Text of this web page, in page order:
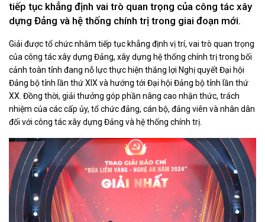
tiếp tục khẳng định vai trò quan trọng của công tác xây
dựng Đảng và hệ thống chính trị trong giai đoạn mới.
Giải được tổ chức nhằm tiếp tục khẳng định vị trí, vai trò quan trọng
của công tác xây dựng Đảng, xây dựng hệ thống chính trị trong bối
cảnh toàn tỉnh đang nỗ lực thực hiện thắng lợi Nghị quyết Đại hội
Đảng bộ tỉnh lần thứ XIX và hướng tới Đại hội Đảng bộ tỉnh lần thứ
XX. Đồng thời, giải thưởng góp phần nâng cao nhận thức, trách
nhiệm của các cấp ủy, tổ chức đảng, cán bộ, đảng viên và nhân dân
đối với công tác xây dựng Đảng và hệ thống chính trị.